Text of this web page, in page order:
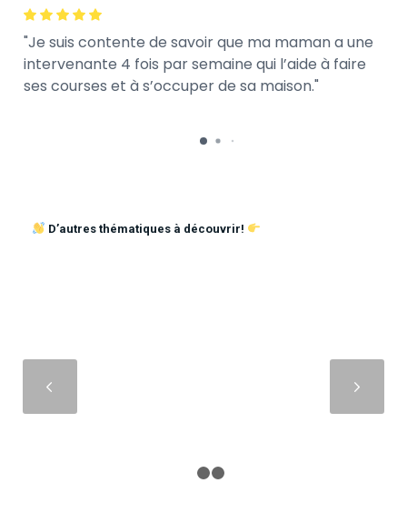
Je suis contente de savoir que ma maman a une
intervenante 4 fois par semaine qui l’aide à faire
ses courses et à s’occuper de sa maison.
D’autres thématiques à découvrir!